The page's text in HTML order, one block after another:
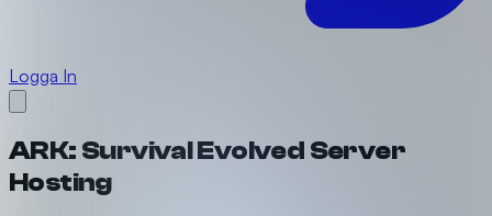
Logga In
ARK: Survival Evolved Server
Hosting